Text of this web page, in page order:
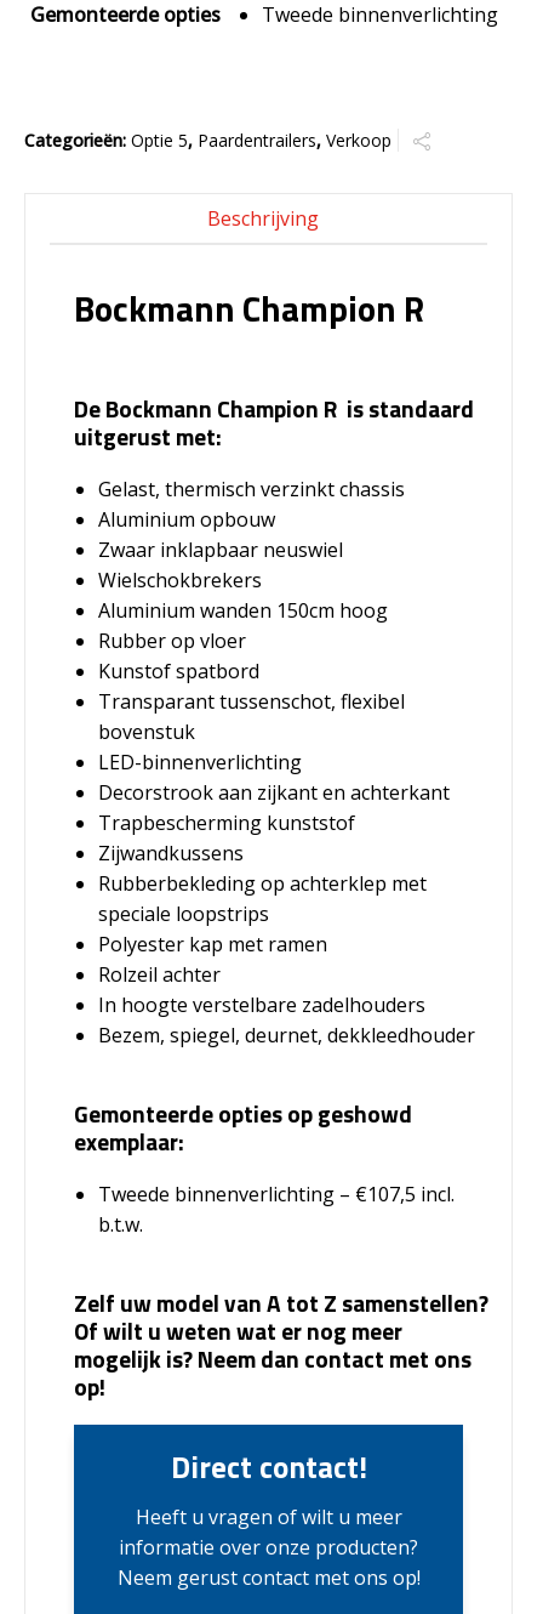
Gemonteerde opties
Tweede binnenverlichting
Categorieën: Optie 5, Paardentrailers, Verkoop
Beschrijving
Bockmann Champion R
De Bockmann Champion R is standaard
uitgerust met:
Gelast, thermisch verzinkt chassis
Aluminium opbouw
Zwaar inklapbaar neuswiel
Wielschokbrekers
Aluminium wanden 150cm hoog
Rubber op vloer
Kunstof spatbord
Transparant tussenschot, flexibel
bovenstuk
LED-binnenverlichting
Decorstrook aan zijkant en achterkant
Trapbescherming kunststof
Zijwandkussens
Rubberbekleding op achterklep met
speciale loopstrips
Polyester kap met ramen
Rolzeil achter
In hoogte verstelbare zadelhouders
Bezem, spiegel, deurnet, dekkleedhouder
Gemonteerde opties op geshowd
exemplaar:
Tweede binnenverlichting – €107,5 incl.
b.t.w.
Zelf uw model van A tot Z samenstellen?
Of wilt u weten wat er nog meer
mogelijk is? Neem dan contact met ons
op!
Direct contact!
Heeft u vragen of wilt u meer
informatie over onze producten?
Neem gerust contact met ons op!